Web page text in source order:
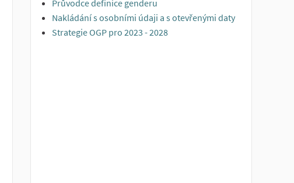
Průvodce definice genderu
Nakládání s osobními údaji a s otevřenými daty
Strategie OGP pro 2023 - 2028